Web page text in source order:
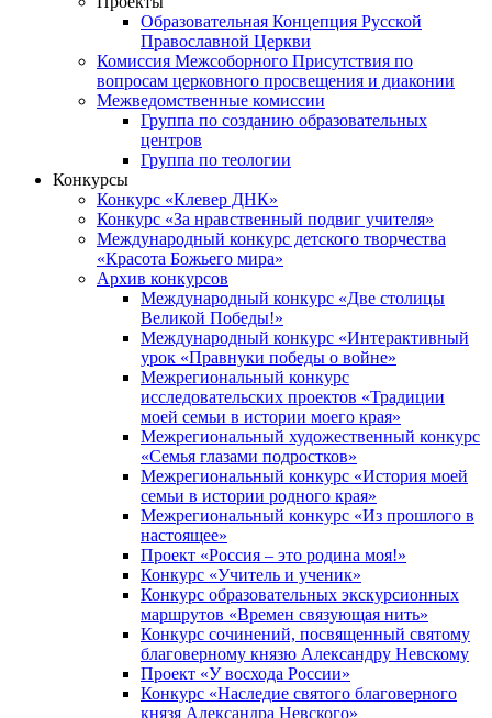
Образовательная Концепция Русской
Православной Церкви
Комиссия Межсоборного Присутствия по
вопросам церковного просвещения и диаконии
Межведомственные комиссии
Группа по созданию образовательных
центров
Группа по теологии
Конкурсы
Конкурс «Клевер ДНК»
Конкурс «За нравственный подвиг учителя»
Международный конкурс детского творчества
«Красота Божьего мира»
Архив конкурсов
Международный конкурс «Две столицы
Великой Победы!»
Международный конкурс «Интерактивный
урок «Правнуки победы о войне»
Межрегиональный конкурс
исследовательских проектов «Традиции
моей семьи в истории моего края»
Межрегиональный художественный конкурс
«Семья глазами подростков»
Межрегиональный конкурс «История моей
семьи в истории родного края»
Межрегиональный конкурс «Из прошлого в
настоящее»
Проект «Россия – это родина моя!»
Конкурс «Учитель и ученик»
Конкурс образовательных экскурсионных
маршрутов «Времен связующая нить»
Конкурс сочинений, посвященный святому
благоверному князю Александру Невскому
Проект «У восхода России»
Конкурс «Наследие святого благоверного
князя Александра Невского»